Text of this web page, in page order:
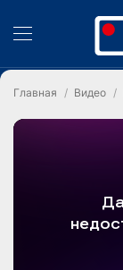
Главная Видео